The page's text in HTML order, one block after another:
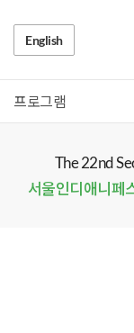
English
프로그램
The 22nd
서울인디애니페